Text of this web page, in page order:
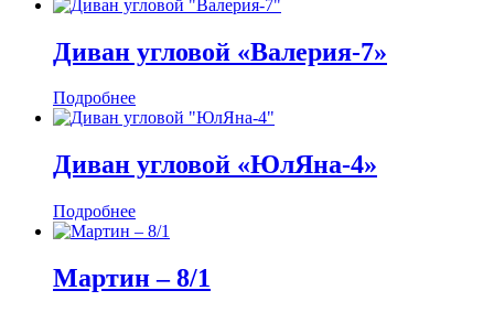
Диван угловой «Валерия-7»
Подробнее
Диван угловой «ЮлЯна-4»
Подробнее
Мартин ‒ 8/1